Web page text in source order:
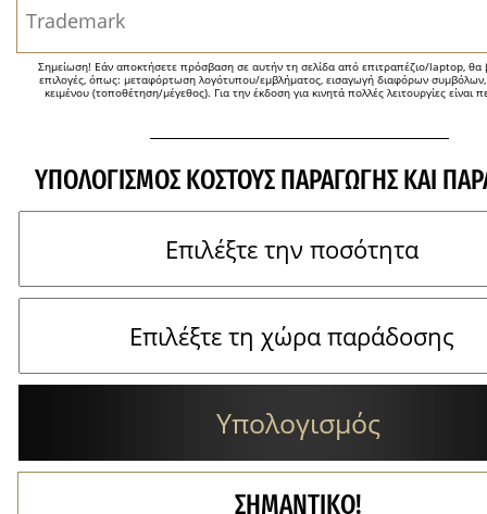
Σημείωση! Εάν αποκτήσετε πρόσβαση σε αυτήν τη σελίδα από επιτραπέζιο/laptop, θα
επιλογές, όπως: μεταφόρτωση λογότυπου/εμβλήματος, εισαγωγή διαφόρων
κειμένου (τοποθέτηση/μέγεθος). Για την έκδοση για κινητά πολλές λειτουργίες είναι
ΥΠΟΛΟΓΙΣΜΌΣ ΚΌΣΤΟΥΣ ΠΑΡΑΓΩΓΉΣ ΚΑΙ
Υπολογισμός
ΣΗΜΑΝΤΙΚΟ!